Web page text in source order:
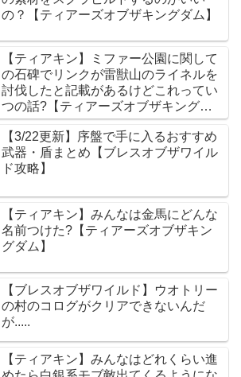
の？【ティアーズオブザキングダム】
【ティアキン】ミファー公園に関して
の石碑でリンクが雷獣山のライネルを
討伐したと記載があるけどこれってい
つの話?【ティアーズオブザキングダ
ム】
【3/22更新】序盤で手に入るおすすめ
武器・盾まとめ【ブレスオブザワイル
ド攻略】
【ティアキン】みんなは金馬にどんな
名前つけた?【ティアーズオブザキン
グダム】
【ブレスオブザワイルド】ウオトリー
の村のコログがクリアできないんだ
が.....
【ティアキン】みんなはどれくらい進